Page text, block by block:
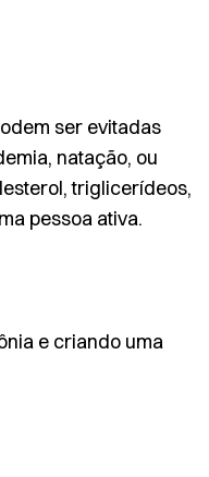
ser evitadas
natação, ou
triglicerídeos,
pessoa ativa.
e criando uma